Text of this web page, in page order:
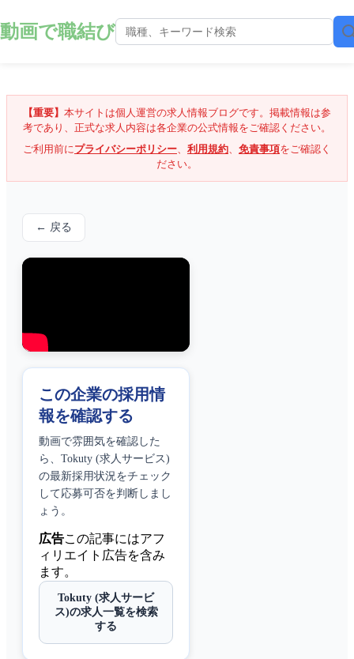
動画で職結び
【重要】 本サイトは個人運営の求人情報ブログです。掲載情報は参
考であり、正式な求人内容は各企業の公式情報をご確認ください。
ご利用前にプライバシーポリシー、 利用規約、 免責事項をご確認く
ださい。
← 戻る
この企業の採用情
報を確認する
動画で雰囲気を確認した
ら、 Tokuty (求人サービス)
の最新採用状況をチェック
して応募可否を判断しまし
ょう。
広告この記事にはアフ
ィリエイト広告を含み
ます。
Tokuty (求人サービ
ス)の求人一覧を検索
する